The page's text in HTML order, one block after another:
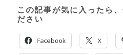
この記事が気に入ったら
ださい
Facebook X